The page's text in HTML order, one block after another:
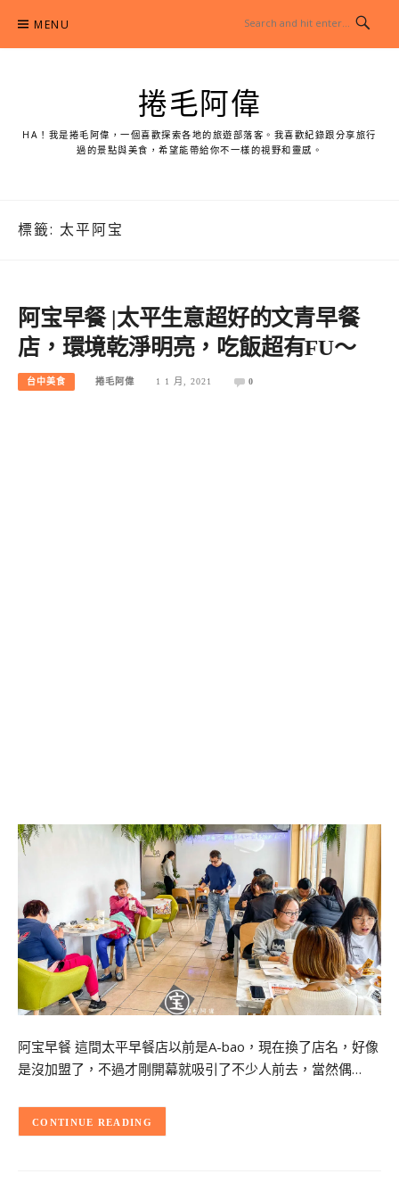
content
MENU
捲毛阿偉
HA！我是捲毛阿偉，一個喜歡探索各地的旅遊部落客。我喜歡紀錄跟分享旅行
過的景點與美食，希望能帶給你不一樣的視野和靈感。
標籤: 太平阿宝
阿宝早餐 |太平生意超好的文青早餐
店，環境乾淨明亮，吃飯超有FU～
台中美食 捲毛阿偉 1 1 月, 2021 0
阿宝早餐 這間太平早餐店以前是A-bao，現在換了店名，好像
是沒加盟了，不過才剛開幕就吸引了不少人前去，當然偶…
CONTINUE READING